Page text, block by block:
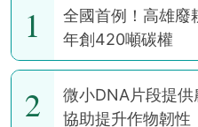
1
全國首例！高雄廢
年創420噸碳權
2
微小DNA片段提
協助提升作物韌性